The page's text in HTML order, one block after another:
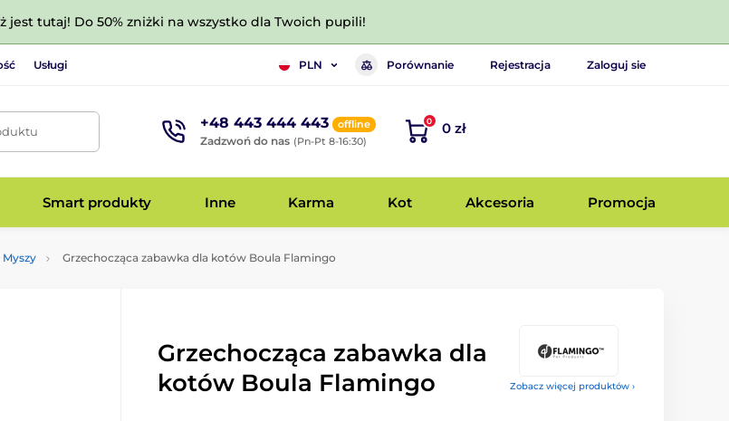
jest tutaj! Do 50% zniżki na wszystko dla Twoich pupili!
Usługi PLN Porównanie Rejestracja Zaloguj sie
+48 443 444 443 offline
Zadzwoń do nas (Pn-Pt 8-16:30)
0 0 zł
Smart produkty Inne Karma Kot Akcesoria Promocja
Myszy Grzechocząca zabawka dla kotów Boula Flamingo
Zobacz więcej produktów ›
Grzechocząca zabawka dla
kotów Boula Flamingo